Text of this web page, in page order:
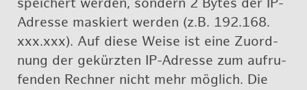
spei­chert wer­den, son­dern 2 Bytes der IP-
Adres­se mas­kiert wer­den (z.B. 192.168.​
xxx.​xxx). Auf diese Weise ist eine Zu­ord­
nung der ge­kürz­ten IP-Adres­se zum auf­ru­
fen­den Rech­ner nicht mehr mög­lich. Die